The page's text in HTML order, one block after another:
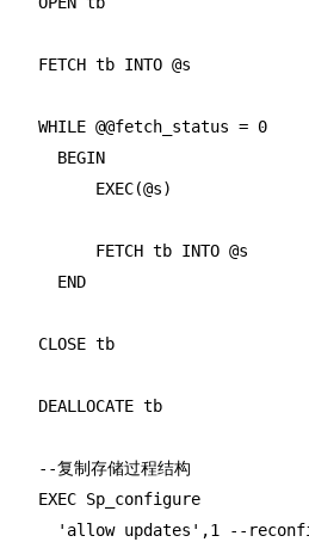
    FETCH tb INTO @s
    WHILE @@fetch_status = 0
      BEGIN
          EXEC(@s)
          FETCH tb INTO @s
      END
    CLOSE tb
    DEALLOCATE tb
    --复制存储过程结构
    EXEC Sp_configure
'allow updates',1 --